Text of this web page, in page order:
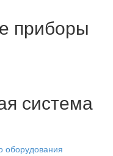
приборы
система
оборудования